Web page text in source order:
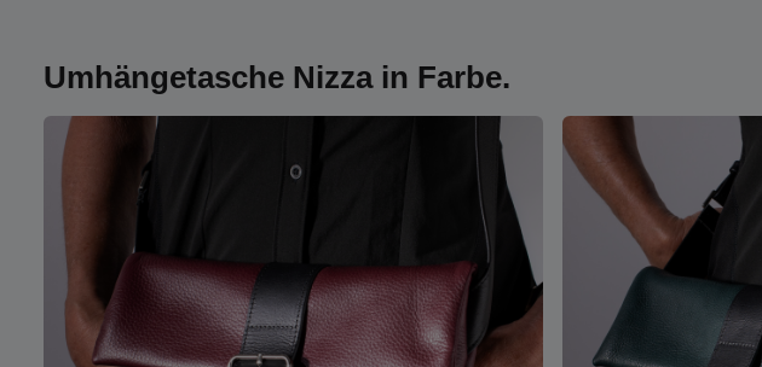
Umhängetasche Nizza in Farbe.
Mehr erfahren Mehr erfahren